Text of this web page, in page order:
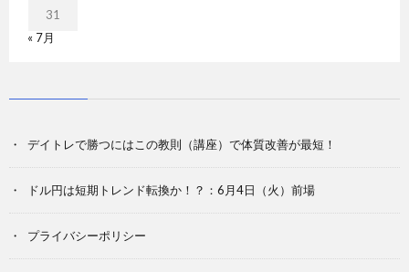
31
« 7月
デイトレで勝つにはこの教則（講座）で体質改善が最短！
ドル円は短期トレンド転換か！？：6月4日（火）前場
プライバシーポリシー